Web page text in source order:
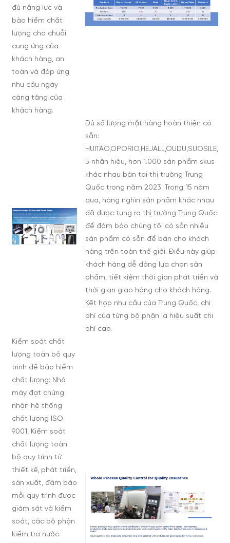
đủ năng lực và
bảo hiểm chất
lượng cho chuỗi
cung ứng của
khách hàng, an
toàn và đáp ứng
nhu cầu ngày
càng tăng của
khách hàng.
Đủ số lượng mặt hàng hoàn thiện có
sẵn:
HUITAO,OPORIO,HEJALL,OUDU,SUOSILE,
5 nhãn hiệu, hơn 1.000 sản phẩm skus
khác nhau bán tại thị trường Trung
Quốc trong năm 2023. Trong 15 năm
qua, hàng nghìn sản phẩm khác nhau
đã được tung ra thị trường Trung Quốc
để đảm bảo chúng tôi có sẵn nhiều
sản phẩm có sẵn để bán cho khách
hàng trên toàn thế giới. Điều này giúp
khách hàng dễ dàng lựa chọn sản
phẩm, tiết kiệm thời gian phát triển và
thời gian giao hàng cho khách hàng.
Kết hợp nhu cầu của Trung Quốc, chi
phí của từng bộ phận là hiệu suất chi
phí cao.
Kiểm soát chất
lượng toàn bộ quy
trình để bảo hiểm
chất lượng: Nhà
máy đạt chứng
nhận hệ thống
chất lượng ISO
9001, Kiểm soát
chất lượng toàn
bộ quy trình từ
thiết kế, phát triển,
sản xuất, đảm bảo
mỗi quy trình được
giám sát và kiểm
soát, các bộ phận
kiểm tra nước